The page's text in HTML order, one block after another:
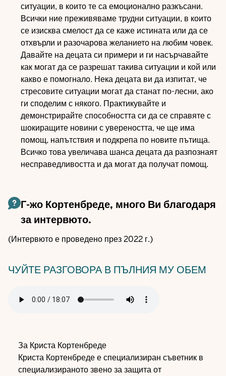
ситуации, в които те са емоционално разкъсани.
Всички ние преживяваме трудни ситуации, в които
се изисква смелост да се каже истината или да се
отхвърли и разочарова желанието на любим човек.
Давайте на децата си примери и ги насърчавайте
как могат да се разрешат такива ситуации и кой или
какво е помогнало. Нека децата ви да изпитат, че
стресовите ситуации могат да станат по-лесни, ако
ги споделим с някого. Практикувайте и
демонстрирайте способността си да се справяте с
шокиращите новини с увереността, че ще има
помощ, напътствия и подкрепа по новите пътища.
Всичко това увеличава шанса децата да разпознаят
несправедливостта и да могат да получат помощ.
Г-жо Кортенбреде, много Ви благодаря
за интервюто.
(Интервюто е проведено през 2022 г.)
ЧУЙТЕ РАЗГОВОРА В ПЪЛНИЯ МУ ОБЕМ
За Криста Кортенбреде
Криста Кортенбреде е специализиран съветник в
специализираното звено за защита от